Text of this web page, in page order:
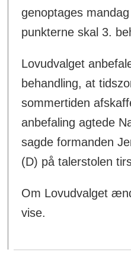
genoptages
punkterne skal 3.
Lovudvalget
behandling, at
sommertiden
anbefaling agtede
sagde formanden
(D) på talerstolen
Om Lovudvalget
vise.